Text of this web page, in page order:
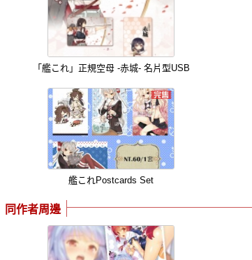
「艦これ」正規空母 -赤城- 名片型USB
艦これPostcards Set
同作者周邊